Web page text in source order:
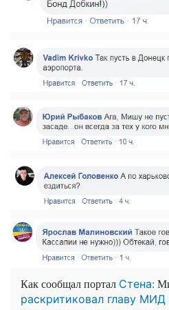
Как сообщал портал Стена:
раскритиковал главу